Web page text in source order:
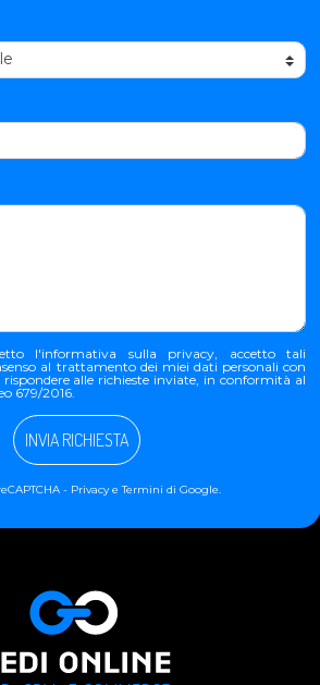
l'informativa sulla privacy, accetto tali
al trattamento dei miei dati personali con
alle richieste inviate, in conformità al
679/2016.
INVIA RICHIESTA
- PrivacyeTermini di Google.